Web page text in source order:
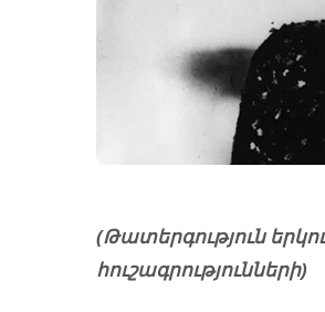
(Թատերգություն
հուշագրությունների)